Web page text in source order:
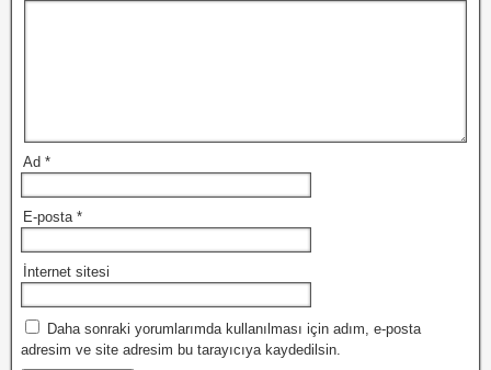
Ad *
E-posta *
İnternet sitesi
Daha sonraki yorumlarımda kullanılması için adım, e-posta
adresim ve site adresim bu tarayıcıya kaydedilsin.